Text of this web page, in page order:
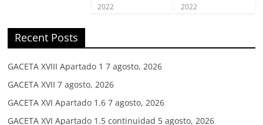
2022
2022
Recent Posts
GACETA XVIII Apartado 1 7 agosto, 2026
GACETA XVII 7 agosto, 2026
GACETA XVI Apartado 1.6 7 agosto, 2026
GACETA XVI Apartado 1.5 continuidad 5 agosto, 2026